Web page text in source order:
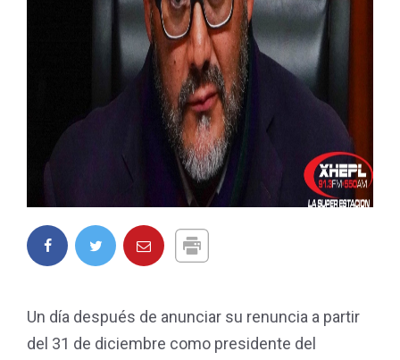
Un día después de anunciar su renuncia a partir
del 31 de diciembre como presidente del